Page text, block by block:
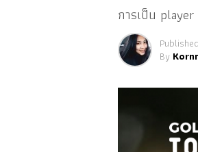
การเป็น
Published
By